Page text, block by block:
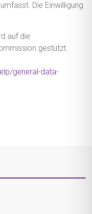
Die Einwilligung
auf die
gestützt.
general-data-